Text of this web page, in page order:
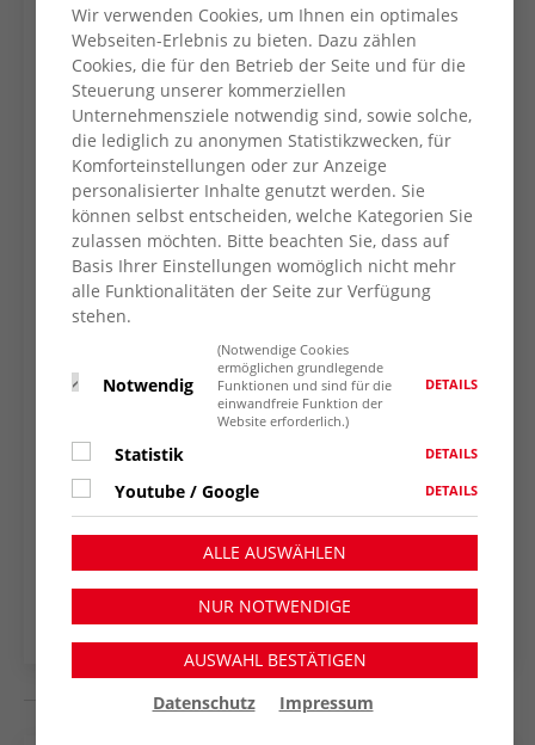
Gleichstellungsstelle der Stadt Moers statt,
die die Orange Days stadtweit begleitet. Vor
Ort wurde die Aktion von der AWO-
Gleichstellungsbeauftragten Asiye Koc
durchgeführt. Auch Jochen Gottke,
Vorstandsvorsitzender des AWO KV Wesel,
machte mit und setzte ein klares Zeichen in
Signalfarbe.
Übrigens:Im Foyer der AWO-Geschäftsstelle
an der Uerdinger Straße 31 befinden sich
Stellwände mit zahlreichen Informationen
zum Thema “Gewalt gegen Frauen”. Diese
sind noch bis zum 4. Dezember 2025
aufgebaut.
ZURÜCK ZUR
NACHRICHTENÜBERSICHT
Wir verwenden Cookies, um Ihnen ein optimales
Webseiten-Erlebnis zu bieten. Dazu zählen
Cookies, die für den Betrieb der Seite und für die
Steuerung unserer kommerziellen
Unternehmensziele notwendig sind, sowie solche,
die lediglich zu anonymen Statistikzwecken, für
Komforteinstellungen oder zur Anzeige
personalisierter Inhalte genutzt werden. Sie
können selbst entscheiden, welche Kategorien Sie
zulassen möchten. Bitte beachten Sie, dass auf
Basis Ihrer Einstellungen womöglich nicht mehr
alle Funktionalitäten der Seite zur Verfügung
stehen.
Notwendig
(Notwendige Cookies
ermöglichen grundlegende
Funktionen und sind für die
einwandfreie Funktion der
Website erforderlich.)
DETAILS
Statistik DETAILS
Youtube / Google DETAILS
ALLE AUSWÄHLEN
NUR NOTWENDIGE
AUSWAHL BESTÄTIGEN
Datenschutz
Impressum